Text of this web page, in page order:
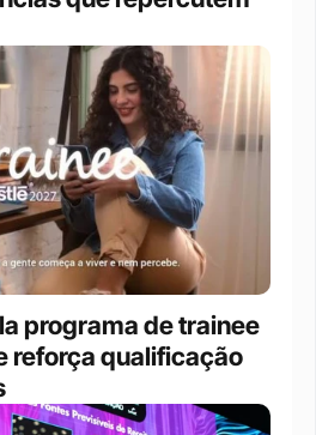
programa de trainee
reforça qualificação